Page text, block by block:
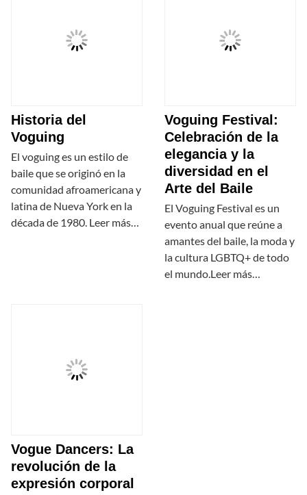
Historia del
Voguing
El voguing es un estilo de
baile que se originó en la
comunidad afroamericana y
latina de Nueva York en la
década de 1980. Leer más…
Voguing Festival:
Celebración de la
elegancia y la
diversidad en el
Arte del Baile
El Voguing Festival es un
evento anual que reúne a
amantes del baile, la moda y
la cultura LGBTQ+ de todo
el mundo.Leer más…
Vogue Dancers: La
revolución de la
expresión corporal